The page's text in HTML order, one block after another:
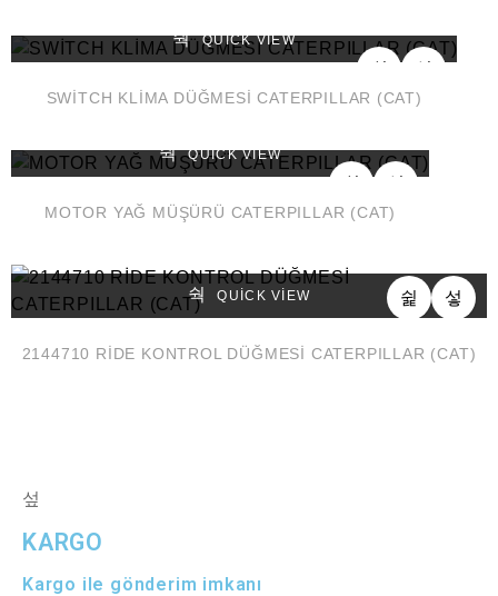
QUICK VIEW
SWİTCH KLİMA DÜĞMESİ CATERPILLAR (CAT)
QUICK VIEW
MOTOR YAĞ MÜŞÜRÜ CATERPILLAR (CAT)
QUICK VIEW
2144710 RİDE KONTROL DÜĞMESİ CATERPILLAR (CAT)
KARGO
Kargo ile gönderim imkanı